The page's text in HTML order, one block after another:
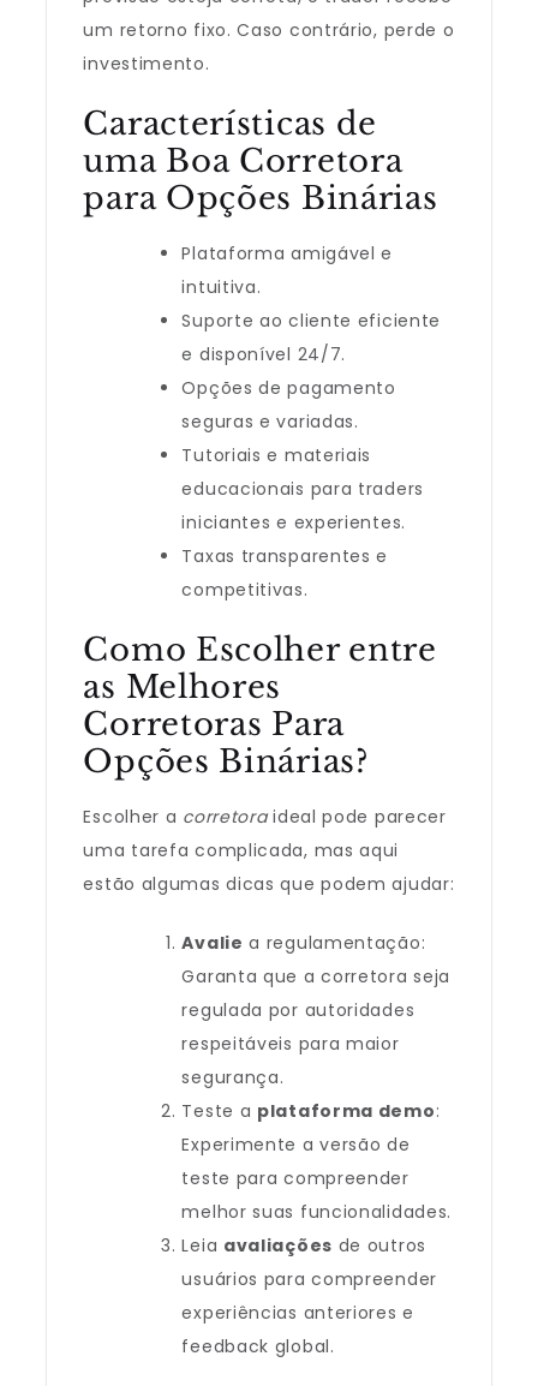
um retorno fixo. Caso contrário, perde o
investimento.
Características de
uma Boa Corretora
para Opções Binárias
Plataforma amigável e
intuitiva.
Suporte ao cliente eficiente
e disponível 24/7.
Opções de pagamento
seguras e variadas.
Tutoriais e materiais
educacionais para traders
iniciantes e experientes.
Taxas transparentes e
competitivas.
Como Escolher entre
as Melhores
Corretoras Para
Opções Binárias?
Escolher a corretoraideal pode parecer
uma tarefa complicada, mas aqui
estão algumas dicas que podem ajudar:
Avalie a regulamentação:
Garanta que a corretora seja
regulada por autoridades
respeitáveis para maior
segurança.
Teste a plataforma demo:
Experimente a versão de
teste para compreender
melhor suas funcionalidades.
Leia avaliações de outros
usuários para compreender
experiências anteriores e
feedback global.